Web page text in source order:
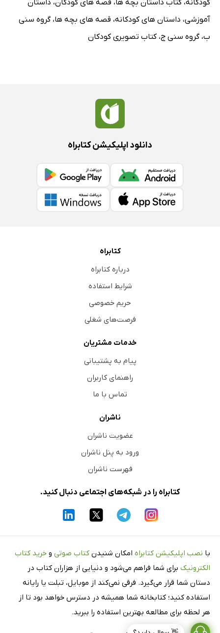
کودکانه،کتاب داستان بچه ها، قصه های کودکان، داستان
آموزشی، داستان های کودکانه، قصه های بچه ها،گروه سنی
ب،گروه سنی ج،کتاب تصویری کودکان
دانلود اپلیکیشن کتابراه
کتابراه
درباره کتابراه
شرایط استفاده
حریم خصوصی
فرصت‌های شغلی
خدمات مشتریان
پیام به پشتیبانی
راهنمای کاربران
تماس با ما
ناشران
عضویت ناشران
ورود به پنل ناشران
فهرست ناشران
کتابراه را در شبکه‌های اجتماعی دنبال کنید.
با نصب اپلیکیشن کتابراه امکان شنیدن کتاب صوتی و خرید کتاب
الکترونیک برای شما فراهم می‌شود و دنیایی از هزاران کتاب در
دستان شما قرار می‌گیرد. فرقی نمی‌کند از موبایل، تبلت یا رایانه
استفاده کنید؛ کتابخانه شما همیشه در دسترس خواهد بود تا از
هر لحظه برای مطالعه بهترین استفاده را ببرید.